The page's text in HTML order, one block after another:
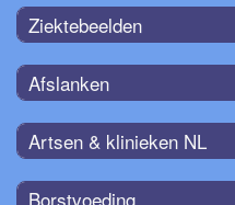
Ziektebeelden
Afslanken
Artsen & klinieken NL
Borstvoeding